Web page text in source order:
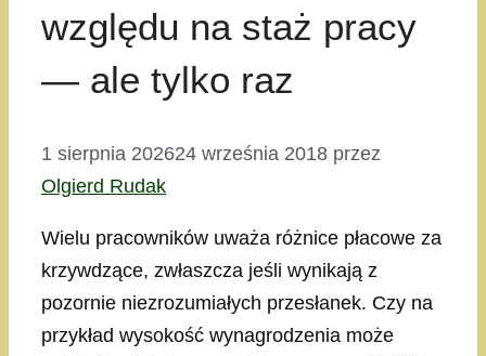
względu na staż pracy
— ale tylko raz
1 sierpnia 202624 września 2018 przez
Olgierd Rudak
Wielu pracowników uważa różnice płacowe za
krzywdzące, zwłaszcza jeśli wynikają z
pozornie niezrozumiałych przesłanek. Czy na
przykład wysokość wynagrodzenia może